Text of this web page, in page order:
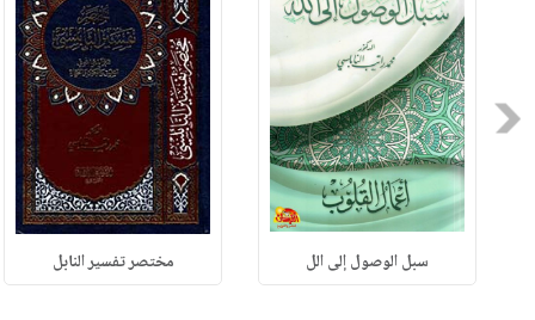
Previous
سبل الوصول إلى الل مختصر تفسير النابل